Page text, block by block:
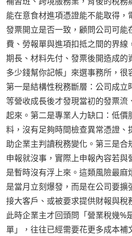
能在意食材進項憑證能不能取得
發票開立是否一致，顧問公司可能
費、勞報單與進項扣抵之間的界
期長、材料先付、發票後開造成的
多少錢幫你記帳」來選事務所，很
第一是結構性稅務斷層：公司成立
等營收成長後才發現當初的發票流
起來。第二是專業人力缺口：低價
料，沒有足夠時間檢查異常憑證、
助企業主判讀稅務變化。第三是合
申報就沒事，實際上申報內容若與
是暫時沒有浮上來。這類風險最麻
是當月立刻爆發，而是在公司要
接大客戶、或被要求提供財報與稅
此時企業主才回頭問「營業稅幾%
單」，往往已經需要花更多成本補